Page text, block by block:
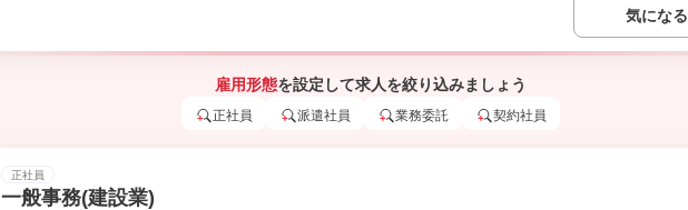
気になる
雇用形態を設定して求人を絞り込みましょう
正社員 派遣社員 業務委託 契約社員
正社員
一般事務(建設業)